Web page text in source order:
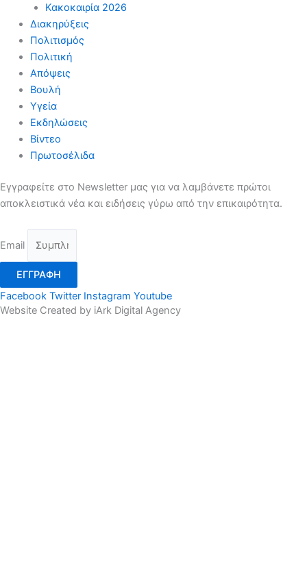
Κακοκαιρία 2026
Διακηρύξεις
Πολιτισμός
Πολιτική
Απόψεις
Βουλή
Υγεία
Εκδηλώσεις
Βίντεο
Πρωτοσέλιδα
Εγγραφείτε στο Newsletter μας για να λαμβάνετε πρώτοι
αποκλειστικά νέα και ειδήσεις γύρω από την επικαιρότητα.
Email
ΕΓΓΡΑΦΗ
Facebook Twitter Instagram Youtube
Website Created by iArk Digital Agency